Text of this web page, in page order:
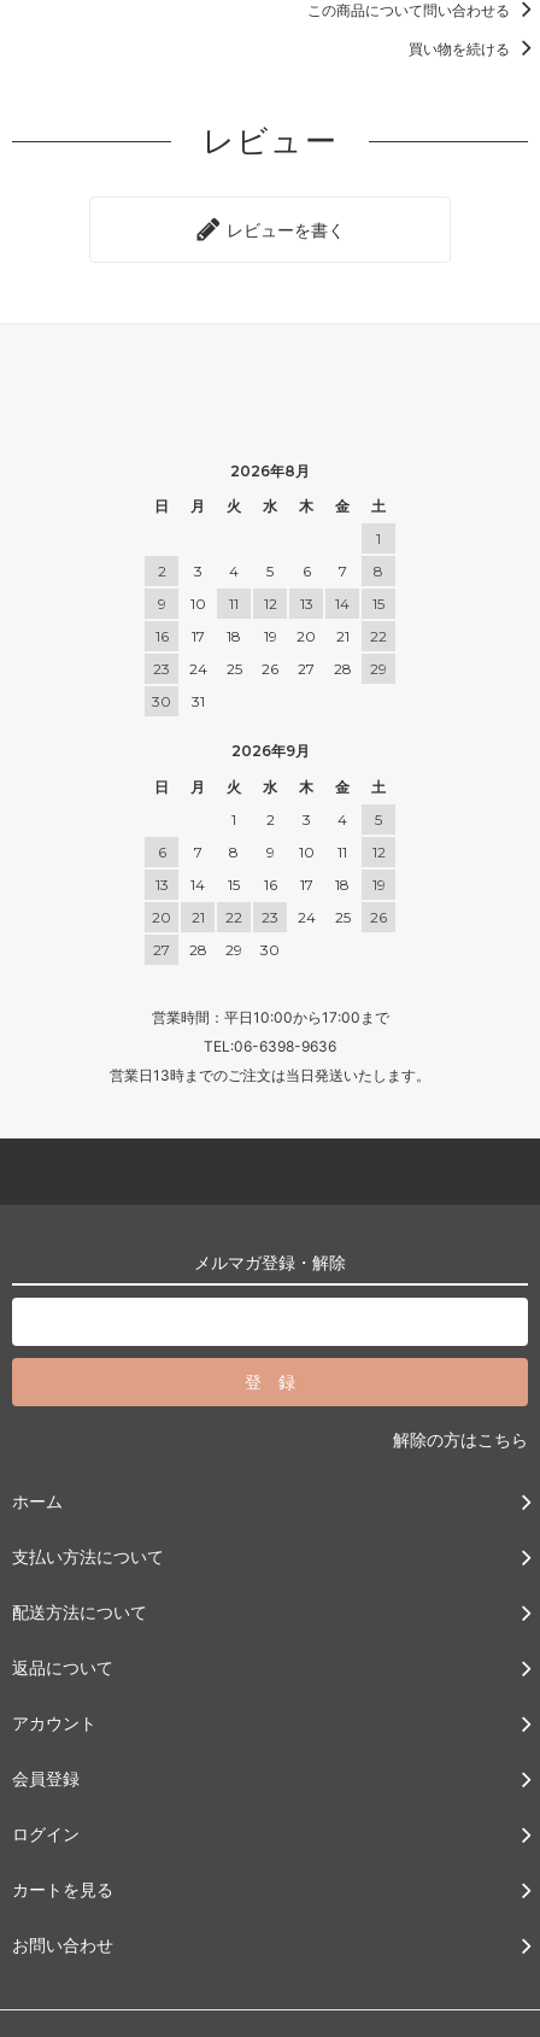
この商品について問い合わせる
買い物を続ける
レビュー
レビューを書く
2026年8月
日
月 火 水 木 金
土
1
2
3 4 5 6 7
8
9
10 11 12 13 14
15
16
17 18 19 20 21
22
23
24 25 26 27 28
29
30
31
2026年9月
日
月 火 水 木 金
土
1
2 3 4
5
6
7 8 9 10 11
12
13
14 15 16 17 18
19
20
21 22 23 24 25
26
27
28 29 30
営業時間：平日10:00から17:00まで
TEL:06-6398-9636
営業日13時までのご注文は当日発送いたします。
メルマガ登録・解除
解除の方はこちら
ホーム
支払い方法について
配送方法について
返品について
アカウント
会員登録
ログイン
カートを見る
お問い合わせ